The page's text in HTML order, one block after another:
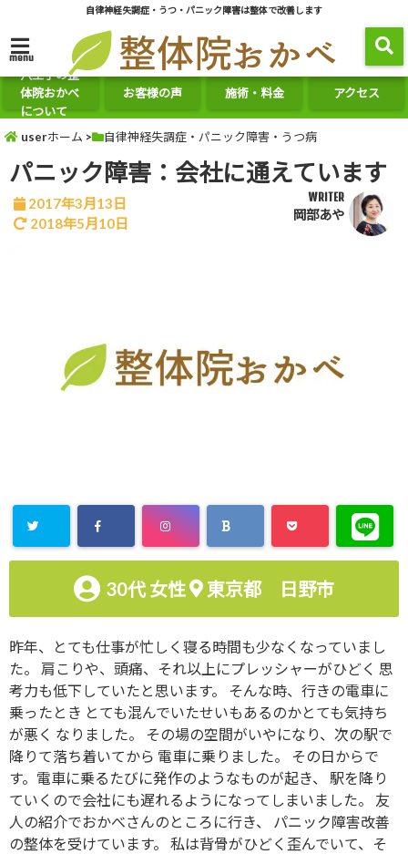
自律神経失調症・うつ・パニック障害は整体で改善します
menu
八王子の整
体院おかべ
について
お客様の声 施術・料金 アクセス
userホーム > 自律神経失調症・パニック障害・うつ病
パニック障害：会社に通えています
2017年3月13日
2018年5月10日
WRITER
岡部あや
30代 女性 東京都 日野市
昨年、とても仕事が忙しく寝る時間も少なくなっていまし
た。 肩こりや、頭痛、それ以上にプレッシャーがひどく 思
考力も低下していたと思います。 そんな時、行きの電車に
乗ったとき とても混んでいたせいもあるのかとても気持ち
が悪く なりました。 その場の空間がいやになり、次の駅で
降りて落ち着いてから 電車に乗りました。 その日からで
す。電車に乗るたびに発作のようなものが起き、 駅を降り
ていくので会社にも遅れるようになってしまいました。 友
人の紹介でおかべさんのところに行き、 パニック障害改善
の整体を受けています。 私は背骨がひどく歪んでいて、そ